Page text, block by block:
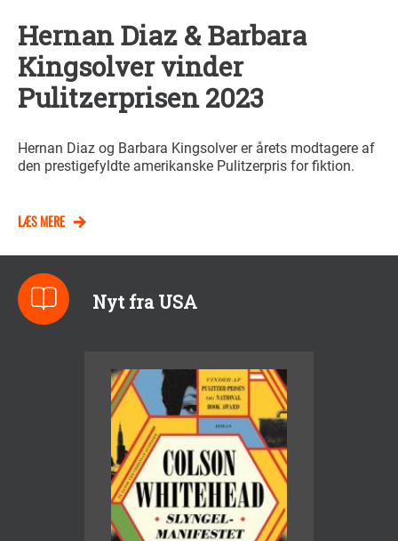
Hernan Diaz & Barbara
Kingsolver vinder
Pulitzerprisen 2023
Hernan Diaz og Barbara Kingsolver er årets modtagere af
den prestigefyldte amerikanske Pulitzerpris for fiktion.
LÆS MERE
Nyt fra USA